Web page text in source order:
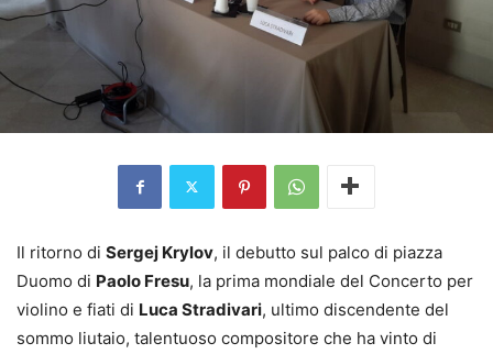
Il ritorno di Sergej Krylov, il debutto sul palco di piazza
Duomo di Paolo Fresu, la prima mondiale del Concerto per
violino e fiati di Luca Stradivari, ultimo discendente del
sommo liutaio, talentuoso compositore che ha vinto di